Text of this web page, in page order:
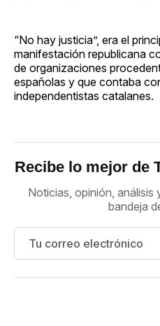
“No hay justicia”, era el
manifestación republicana
de organizaciones
españolas y que contaba
independentistas catalanes.
Recibe lo mejor de
Noticias, opinión, análisis
bandeja